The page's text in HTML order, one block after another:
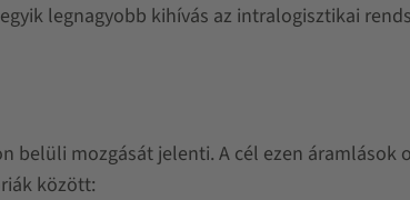
legnagyobb kihívás az intralogisztikai
belüli mozgását jelenti. A cél ezen áramlások
között: